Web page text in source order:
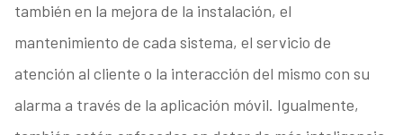
también en la mejora de la instalación, el
mantenimiento de cada sistema, el servicio de
atención al cliente o la interacción del mismo con su
alarma a través de la aplicación móvil. Igualmente,